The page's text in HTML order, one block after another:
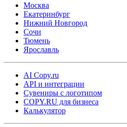
Москва
Екатеринбург
Нижний Новгород
Сочи
Тюмень
Ярославль
AI Copy.ru
API и интеграции
Сувениры с логотипом
COPY.RU для бизнеса
Калькулятор